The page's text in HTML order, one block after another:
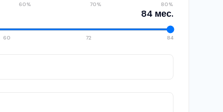
60% 70% 80%
84 мес.
60 72 84